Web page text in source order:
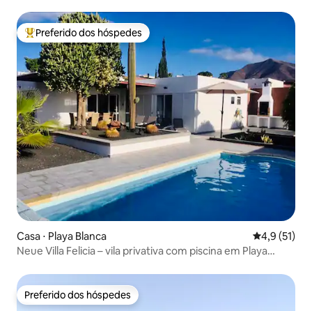
Entre os melhores preferidos dos hóspedes
Preferido dos hóspedes
Casa ⋅ Playa Blanca 4,9 de uma
4,9 (51)
Neue Villa Felicia – vila privativa com piscina em Playa
Preferido dos hóspedes
Preferido dos hóspedes